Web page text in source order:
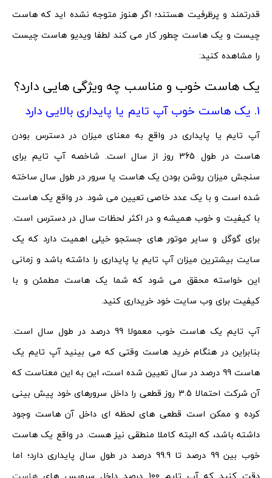
قدرتمند و پرظرفیت هستند؛ اگر هنوز متوجه نشده اید که هاست
چیست و یک هاست چطور کار می کند لطفا ویدیو هاست چیست
را مشاهده کنید:
یک هاست خوب و مناسب چه ویژگی هایی دارد؟
1. یک هاست خوب آپ تایم یا پایداری بالایی دارد
آپ تایم یا پایداری در واقع به معنای میزان در دسترس بودن
هاست در طول 365 روز از سال است. شاخصه آپ تایم برای
سنجش میزان روشن بودن یک هاست یا سرور در طول سال ساخته
شده است و با یک عدد خاصی تعیین می شود. در واقع یک هاست
با کیفیت و خوب همیشه و در اکثر لحظات سال در دسترس است.
برای گوگل و سایر موتور های جستجو خیلی اهمیت دارد که یک
سایت بیشترین میزان آپ تایم یا پایداری را داشته باشد و زمانی
این خواسته محقق می شود که شما یک هاست مطمئن و با
کیفیت برای وب سایت خود خریداری کنید.
آپ تایم یک هاست خوب معمولا 99 درصد در طول سال است.
بنابراین در هنگام خرید هاست وقتی که می بینید آپ تایم یک
هاست 99 درصد در سال تعیین شده است، این به این معناست که
آن شرکت احتمالا 3.5 روز قطعی را داخل سرورهای خود پیش بینی
کرده و ممکن است قطعی های لحظه ای داخل آن هاست وجود
داشته باشد، که البته کاملا منطقی نیز هست. در واقع یک هاست
خوب بین 99 درصد تا 99.9 درصد در طول سال پایداری دارد؛ اما